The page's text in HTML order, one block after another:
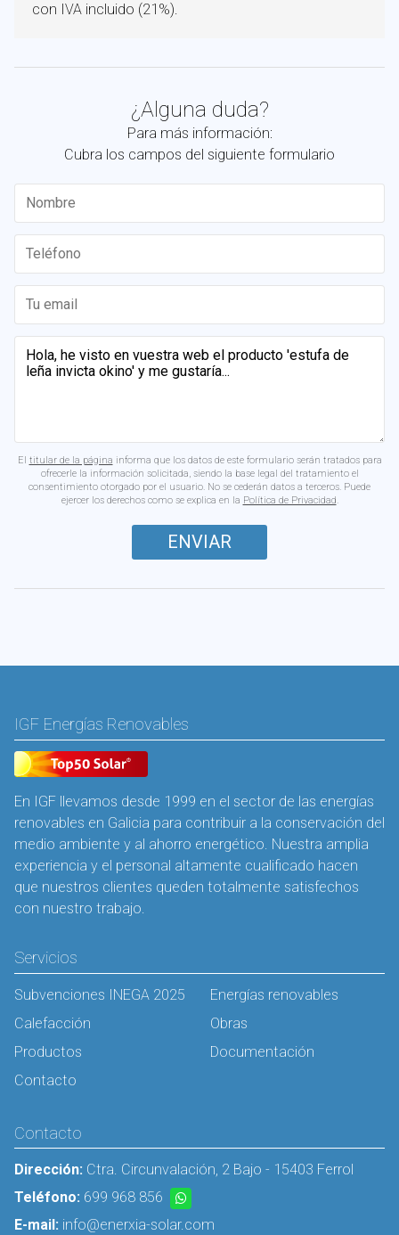
con IVA incluido (21%).
¿Alguna duda?
Para más información:
Cubra los campos del siguiente formulario
El titular de la página informa que los datos de este formulario serán tratados para
ofrecerle la información solicitada, siendo la base legal del tratamiento el
consentimiento otorgado por el usuario. No se cederán datos a terceros. Puede
ejercer los derechos como se explica en la Política de Privacidad.
IGF Energías Renovables
En IGF llevamos desde 1999 en el sector de las energías
renovables en Galicia para contribuir a la conservación del
medio ambiente y al ahorro energético. Nuestra amplia
experiencia y el personal altamente cualificado hacen
que nuestros clientes queden totalmente satisfechos
con nuestro trabajo.
Servicios
Subvenciones INEGA 2025
Energías renovables
Calefacción
Obras
Productos
Documentación
Contacto
Contacto
Dirección: Ctra. Circunvalación, 2 Bajo - 15403 Ferrol
Teléfono: 699 968 856
E-mail: info@enerxia-solar.com